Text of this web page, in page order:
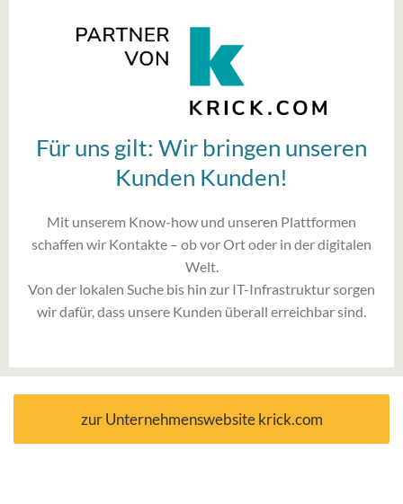
Für uns gilt: Wir bringen unseren
Kunden Kunden!
Mit unserem Know-how und unseren Plattformen
schaffen wir Kontakte – ob vor Ort oder in der digitalen
Welt.
Von der lokalen Suche bis hin zur IT-Infrastruktur sorgen
wir dafür, dass unsere Kunden überall erreichbar sind.
zur Unternehmenswebsite krick.com